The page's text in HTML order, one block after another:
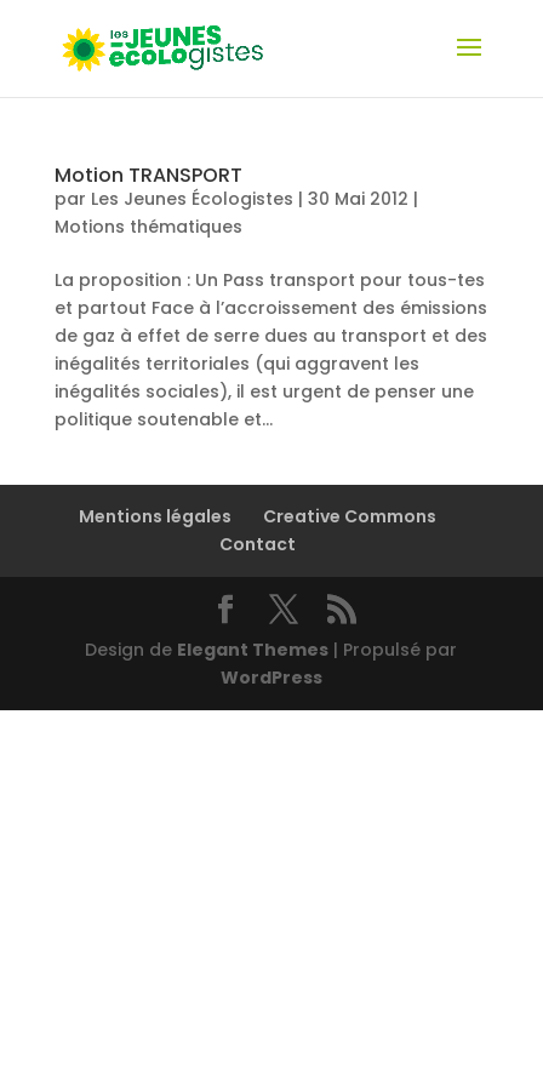
Motion TRANSPORT
par Les Jeunes Écologistes | 30 Mai 2012 |
Motions thématiques
La proposition : Un Pass transport pour tous-tes
et partout Face à l’accroissement des émissions
de gaz à effet de serre dues au transport et des
inégalités territoriales (qui aggravent les
inégalités sociales), il est urgent de penser une
politique soutenable et...
Mentions légales
Creative Commons
Contact
Design de Elegant Themes | Propulsé par
WordPress